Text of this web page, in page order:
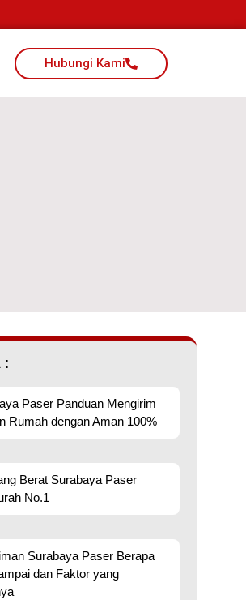
Hubungi Kami
:
Paser Panduan Mengirim
Rumah dengan Aman 100%
Berat Surabaya Paser
No.1
Surabaya Paser Berapa
dan Faktor yang